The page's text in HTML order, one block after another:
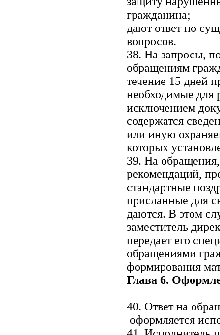
гражданина;
дают ответ по
вопросов.
38. На запросы,
обращениям
течение 15 дней
необходимые для
исключением
содержатся
или иную
которых
39. На
рекомендаций,
стандартные
присланные для
даются. В этом
заместитель
передает его
обращениями
формирования
Глава 6.
40. Ответ на
оформляется